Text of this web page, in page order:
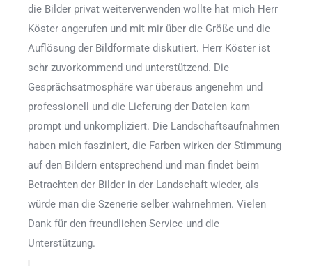
die Bilder privat weiterverwenden wollte hat mich Herr
Köster angerufen und mit mir über die Größe und die
Auflösung der Bildformate diskutiert. Herr Köster ist
sehr zuvorkommend und unterstützend. Die
Gesprächsatmosphäre war überaus angenehm und
professionell und die Lieferung der Dateien kam
prompt und unkompliziert. Die Landschaftsaufnahmen
haben mich fasziniert, die Farben wirken der Stimmung
auf den Bildern entsprechend und man findet beim
Betrachten der Bilder in der Landschaft wieder, als
würde man die Szenerie selber wahrnehmen. Vielen
Dank für den freundlichen Service und die
Unterstützung.